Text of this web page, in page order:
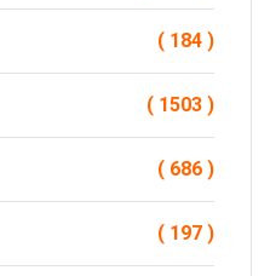
( 184 )
( 1503 )
( 686 )
( 197 )